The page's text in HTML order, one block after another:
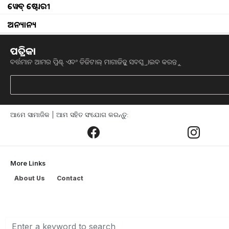
ୱେବ୍ ଷ୍ଟୋରୀ
ଅନ୍ୟାନ୍ୟ
ପତ୍ରିକା
ବର୍ତ୍ତମାନ ଆମର ପ୍ରିଣ୍ଟ୍ ଏବଂ ଡିଜିଟାଲ୍ ମାଗାଜିନ୍କୁ ସବସ୍କ୍ରାଇବ କରନ୍ତୁ
ଆମେ ସାମାଜିକ | ଆମ ସହିତ ସଂଯୋଗ କରନ୍ତୁ:
More Links
About Us
Contact
କରିବା ପରି | ଏଭଳି ପରିସ୍ଥିତିରେ କୋଲେଷ୍ଟ୍ରଲ
ନିୟମିତ ଖାଇବା ପିଇବାରେ ଅବହେଳା କରିବା
ହାଇ ବ୍ଲଡ ପ୍ରେସର (blood
ସମସ୍ୟାମାନ ଦେଖା ଦେଇଥାଏ | ଏହି
ସୃଷ୍ଟି ହେଉଥିବା ସମସ୍ୟାକୁ ହ୍ରାସ କରିପାରିବେ |
ହାଇ କୋଲେଷ୍ଟ୍ରଲ (High